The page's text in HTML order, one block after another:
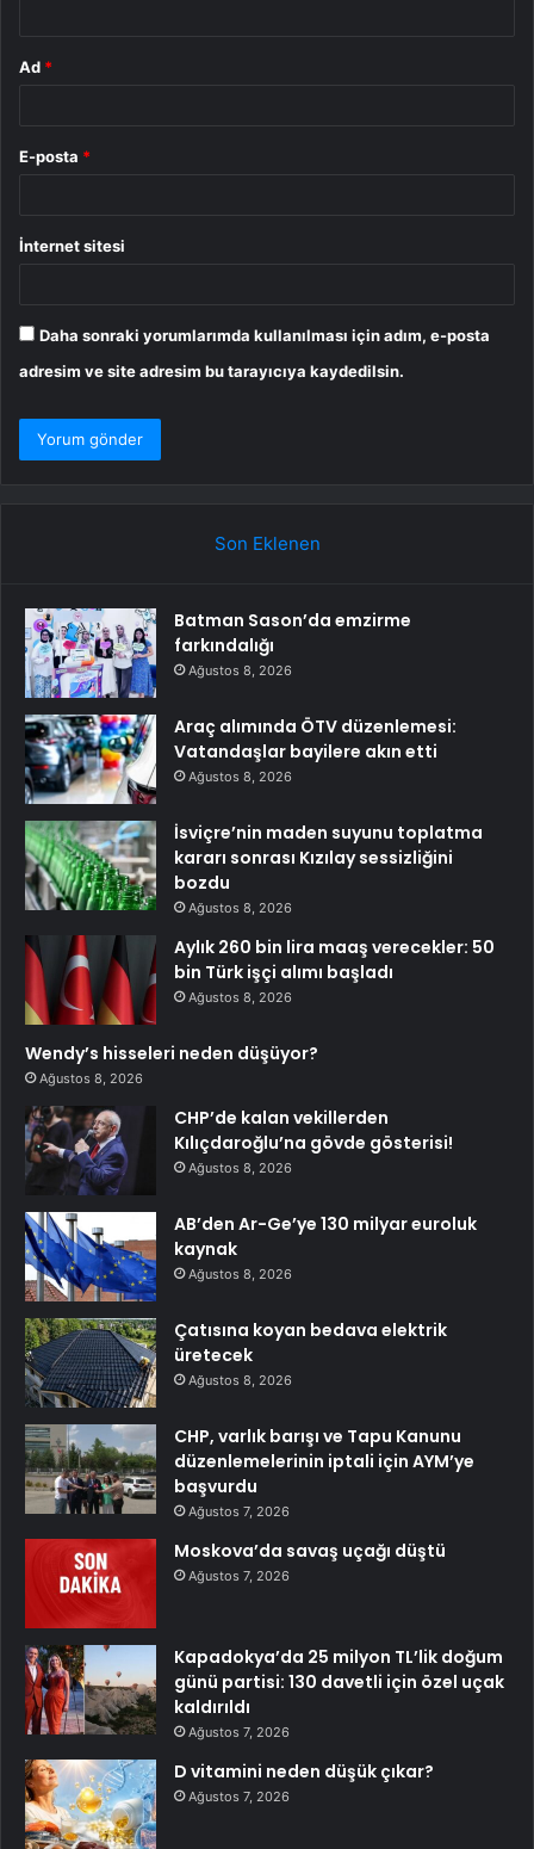
Ad *
E-posta *
İnternet sitesi
Daha sonraki yorumlarımda kullanılması için adım, e-posta
adresim ve site adresim bu tarayıcıya kaydedilsin.
Son Eklenen
Batman Sason’da emzirme
farkındalığı
Ağustos 8, 2026
Araç alımında ÖTV düzenlemesi:
Vatandaşlar bayilere akın etti
Ağustos 8, 2026
İsviçre’nin maden suyunu toplatma
kararı sonrası Kızılay sessizliğini
bozdu
Ağustos 8, 2026
Aylık 260 bin lira maaş verecekler: 50
bin Türk işçi alımı başladı
Ağustos 8, 2026
Wendy’s hisseleri neden düşüyor?
Ağustos 8, 2026
CHP’de kalan vekillerden
Kılıçdaroğlu’na gövde gösterisi!
Ağustos 8, 2026
AB’den Ar-Ge’ye 130 milyar euroluk
kaynak
Ağustos 8, 2026
Çatısına koyan bedava elektrik
üretecek
Ağustos 8, 2026
CHP, varlık barışı ve Tapu Kanunu
düzenlemelerinin iptali için AYM’ye
başvurdu
Ağustos 7, 2026
Moskova’da savaş uçağı düştü
Ağustos 7, 2026
Kapadokya’da 25 milyon TL’lik doğum
günü partisi: 130 davetli için özel uçak
kaldırıldı
Ağustos 7, 2026
D vitamini neden düşük çıkar?
Ağustos 7, 2026